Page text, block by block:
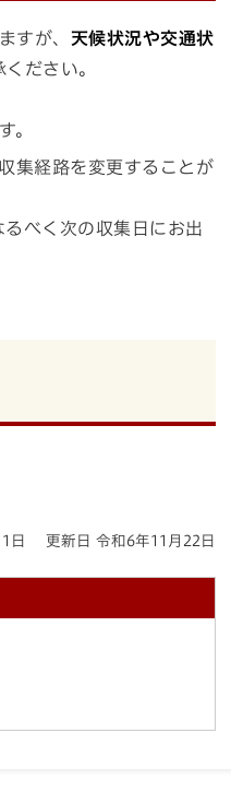
すが、 天候状況や交通状
ださい。
。
集経路を変更することが
べく次の収集日にお出
日 更新日 令和6年11月22日